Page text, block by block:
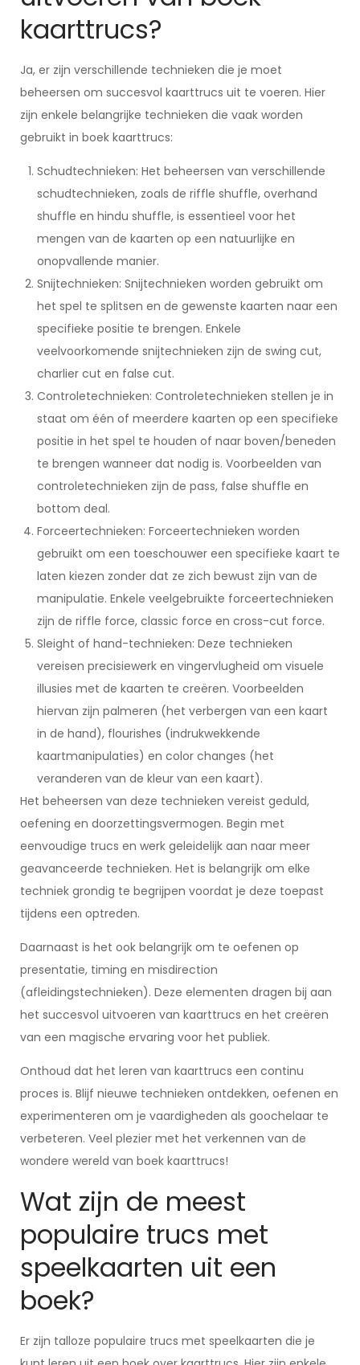
kaarttrucs?
Ja, er zijn verschillende technieken die je moet
beheersen om succesvol kaarttrucs uit te voeren. Hier
zijn enkele belangrijke technieken die vaak worden
gebruikt in boek kaarttrucs:
Schudtechnieken: Het beheersen van verschillende
schudtechnieken, zoals de riffle shuffle, overhand
shuffle en hindu shuffle, is essentieel voor het
mengen van de kaarten op een natuurlijke en
onopvallende manier.
Snijtechnieken: Snijtechnieken worden gebruikt om
het spel te splitsen en de gewenste kaarten naar een
specifieke positie te brengen. Enkele
veelvoorkomende snijtechnieken zijn de swing cut,
charlier cut en false cut.
Controletechnieken: Controletechnieken stellen je in
staat om één of meerdere kaarten op een specifieke
positie in het spel te houden of naar boven/beneden
te brengen wanneer dat nodig is. Voorbeelden van
controletechnieken zijn de pass, false shuffle en
bottom deal.
Forceertechnieken: Forceertechnieken worden
gebruikt om een toeschouwer een specifieke kaart te
laten kiezen zonder dat ze zich bewust zijn van de
manipulatie. Enkele veelgebruikte forceertechnieken
zijn de riffle force, classic force en cross-cut force.
Sleight of hand-technieken: Deze technieken
vereisen precisiewerk en vingervlugheid om visuele
illusies met de kaarten te creëren. Voorbeelden
hiervan zijn palmeren (het verbergen van een kaart
in de hand), flourishes (indrukwekkende
kaartmanipulaties) en color changes (het
veranderen van de kleur van een kaart).
Het beheersen van deze technieken vereist geduld,
oefening en doorzettingsvermogen. Begin met
eenvoudige trucs en werk geleidelijk aan naar meer
geavanceerde technieken. Het is belangrijk om elke
techniek grondig te begrijpen voordat je deze toepast
tijdens een optreden.
Daarnaast is het ook belangrijk om te oefenen op
presentatie, timing en misdirection
(afleidingstechnieken). Deze elementen dragen bij aan
het succesvol uitvoeren van kaarttrucs en het creëren
van een magische ervaring voor het publiek.
Onthoud dat het leren van kaarttrucs een continu
proces is. Blijf nieuwe technieken ontdekken, oefenen en
experimenteren om je vaardigheden als goochelaar te
verbeteren. Veel plezier met het verkennen van de
wondere wereld van boek kaarttrucs!
Wat zijn de meest
populaire trucs met
speelkaarten uit een
boek?
Er zijn talloze populaire trucs met speelkaarten die je